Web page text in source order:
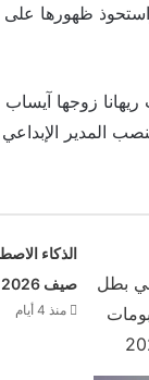
واستحوذ ظهورها
ريهانا زوجها
الذكاء
صيف 2026
منذ 4 أيام